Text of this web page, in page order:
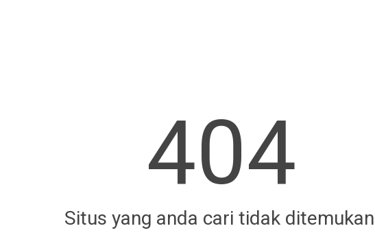
404
Situs yang anda cari tidak